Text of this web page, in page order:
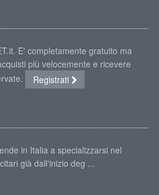
E' completamente gratuito ma
più velocemente e ricevere
Registrati
in Italia a specializzarsi nel
già dall'inizio deg ...